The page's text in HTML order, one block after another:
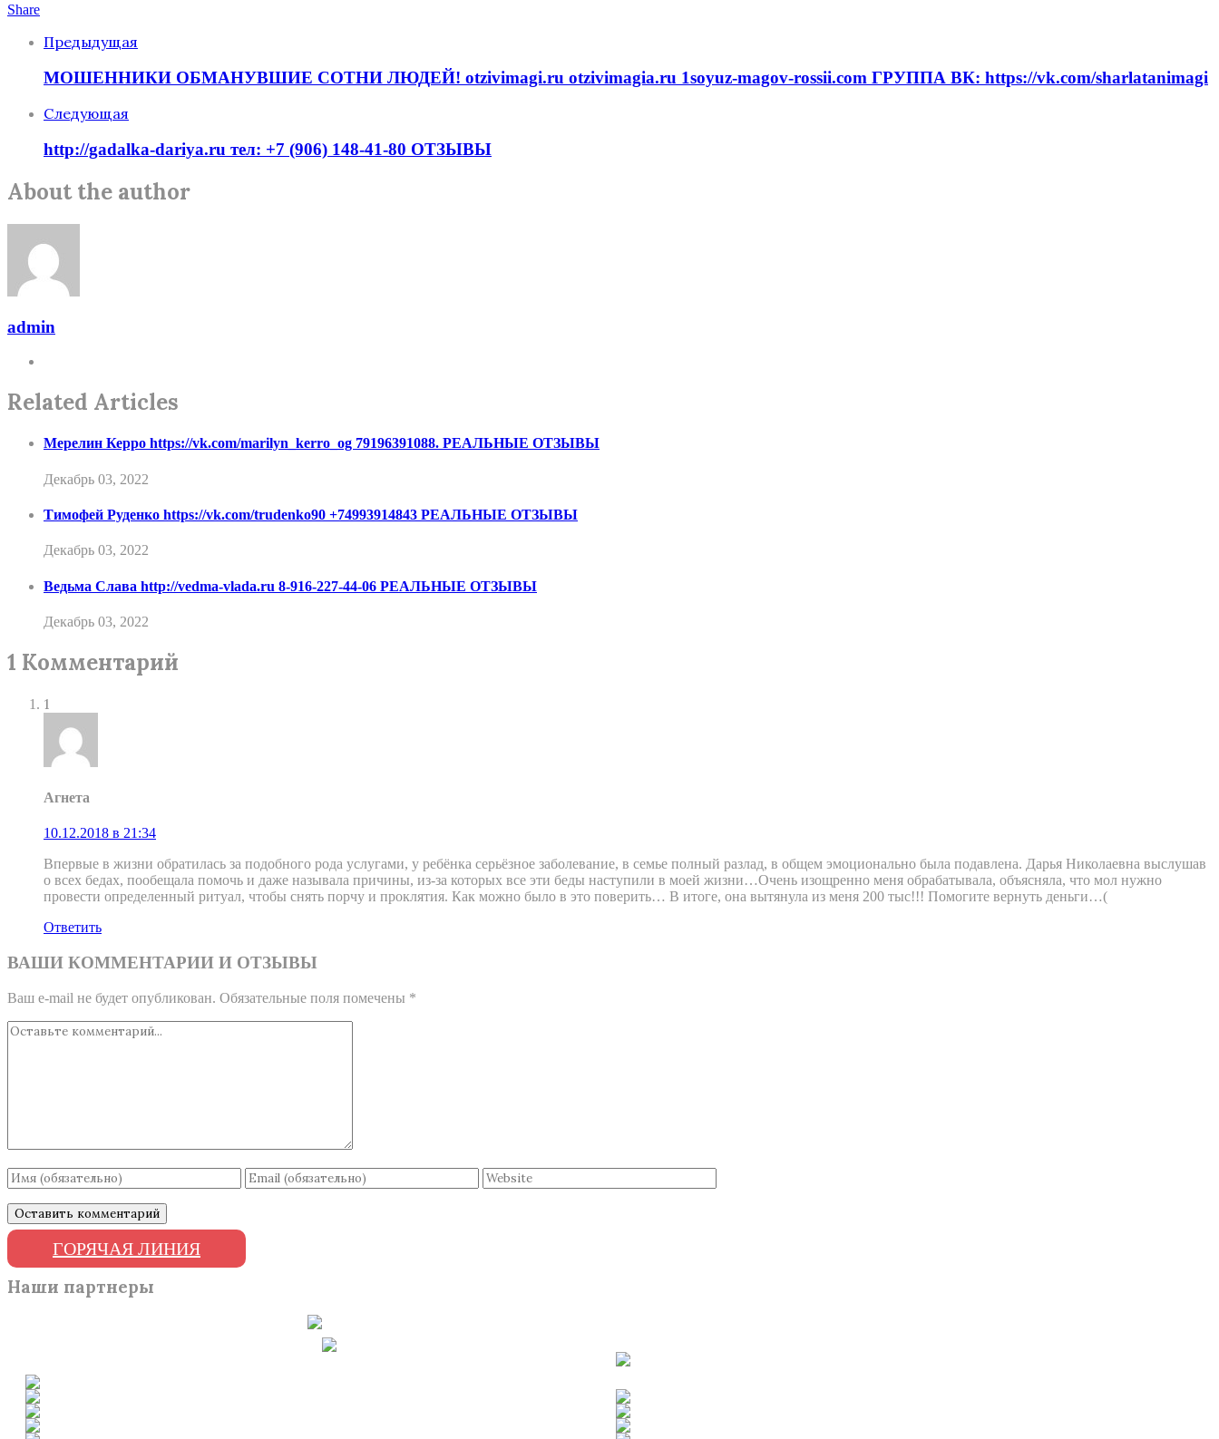
Share
Предыдущая
МОШЕННИКИ ОБМАНУВШИЕ СОТНИ ЛЮДЕЙ! otzivimagi.ru otzivimagia.ru 1soyuz-magov-rossii.com ГРУППА ВК: https://vk.com/sharlatanimagi
Следующая
http://gadalka-dariya.ru тел: +7 (906) 148-41-80 ОТЗЫВЫ
About the author
admin
Related Articles
Мерелин Керро https://vk.com/marilyn_kerro_og 79196391088. РЕАЛЬНЫЕ ОТЗЫВЫ
Декабрь 03, 2022
Тимофей Руденко https://vk.com/trudenko90 +74993914843 РЕАЛЬНЫЕ ОТЗЫВЫ
Декабрь 03, 2022
Ведьма Слава http://vedma-vlada.ru 8-916-227-44-06 РЕАЛЬНЫЕ ОТЗЫВЫ
Декабрь 03, 2022
1 Комментарий
1
Агнета
10.12.2018 в 21:34
Впервые в жизни обратилась за подобного рода услугами, у ребёнка серьёзное заболевание, в семье полный разлад, в общем эмоционально была подавлена. Дарья Николаевна выслушав
о всех бедах, пообещала помочь и даже называла причины, из-за которых все эти беды наступили в моей жизни…Очень изощренно меня обрабатывала, объясняла, что мол нужно
провести определенный ритуал, чтобы снять порчу и проклятия. Как можно было в это поверить… В итоге, она вытянула из меня 200 тыс!!! Помогите вернуть деньги…(
Ответить
ВАШИ КОММЕНТАРИИ И ОТЗЫВЫ
Ваш e-mail не будет опубликован. Обязательные поля помечены *
ГОРЯЧАЯ ЛИНИЯ
Наши партнеры